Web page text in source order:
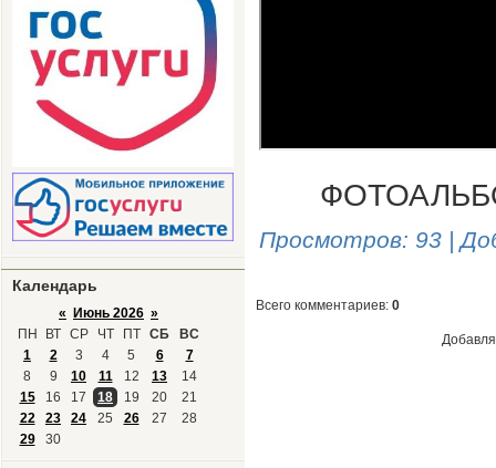
Календарь
« Июнь 2026 »
ПН
ВТ СР ЧТ ПТ СБ
ВС
1
2 3 4 5 6
7
8
9 10 11 12 13
14
15
16 17 18 19 20
21
22
23 24 25 26 27
28
29
30
Просмотров: 93 |
Всего комментариев: 0